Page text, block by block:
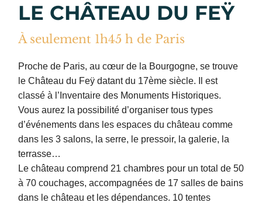
LE CHÂTEAU DU FEŸ
À seulement 1h45 h de Paris
Proche de Paris, au cœur de la Bourgogne, se trouve
le Château du Feÿ datant du 17ème siècle. Il est
classé à l’Inventaire des Monuments Historiques.
Vous aurez la possibilité d’organiser tous types
d’événements dans les espaces du château comme
dans les 3 salons, la serre, le pressoir, la galerie, la
terrasse…
Le château comprend 21 chambres pour un total de 50
à 70 couchages, accompagnées de 17 salles de bains
dans le château et les dépendances. 10 tentes